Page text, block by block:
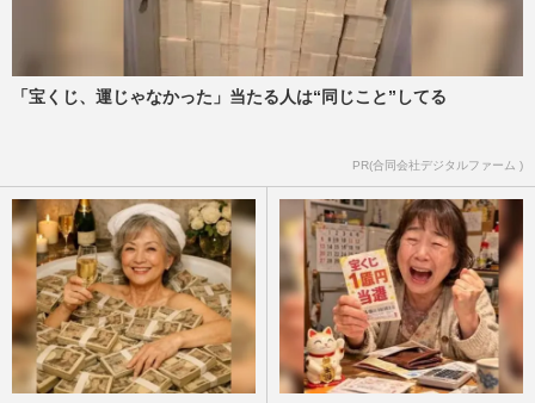
「宝くじ、運じゃなかった」当たる人は“同じこと”してる
PR(合同会社デジタルファーム )